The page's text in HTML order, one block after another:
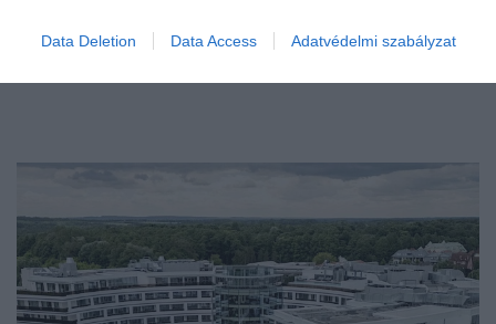
Data Deletion Data Access Adatvédelmi szabályzat